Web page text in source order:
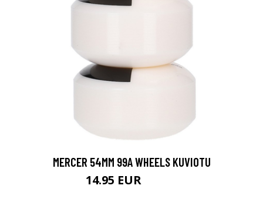
MERCER 54MM 99A WHEELS KUVIOTU
14.95 EUR